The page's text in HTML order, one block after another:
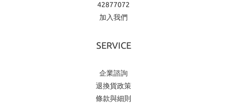
42877072
加入我們
SERVICE
企業諮詢
退換貨政策
條款與細則